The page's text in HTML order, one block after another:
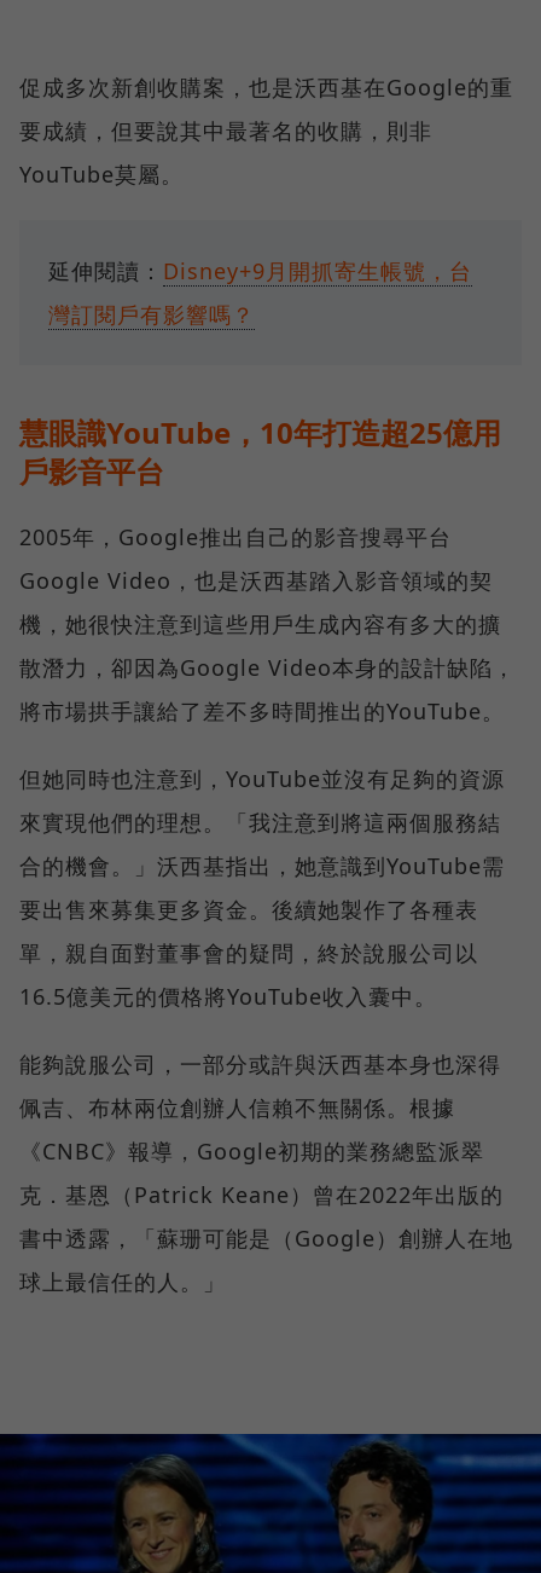
促成多次新創收購案，也是沃西基在Google的重
要成績，但要說其中最著名的收購，則非
YouTube莫屬。
延伸閱讀： Disney+9月開抓寄生帳號，台
灣訂閱戶有影響嗎？
慧眼識YouTube，10年打造超25億用
戶影音平台
2005年，Google推出自己的影音搜尋平台
Google Video，也是沃西基踏入影音領域的契
機，她很快注意到這些用戶生成內容有多大的擴
散潛力，卻因為Google Video本身的設計缺陷，
將市場拱手讓給了差不多時間推出的YouTube。
但她同時也注意到，YouTube並沒有足夠的資源
來實現他們的理想。「我注意到將這兩個服務結
合的機會。」沃西基指出，她意識到YouTube需
要出售來募集更多資金。後續她製作了各種表
單，親自面對董事會的疑問，終於說服公司以
16.5億美元的價格將YouTube收入囊中。
能夠說服公司，一部分或許與沃西基本身也深得
佩吉、布林兩位創辦人信賴不無關係。根據
《CNBC》報導，Google初期的業務總監派翠
克．基恩（Patrick Keane）曾在2022年出版的
書中透露，「蘇珊可能是（Google）創辦人在地
球上最信任的人。」